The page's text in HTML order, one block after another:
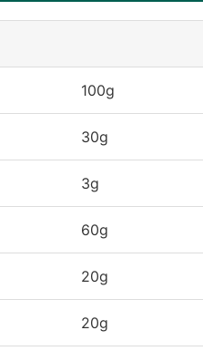
100g
30g
3g
60g
20g
20g